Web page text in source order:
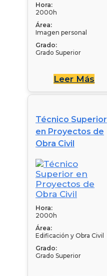
Hora:
2000h
Área:
Imagen personal
Grado:
Grado Superior
Leer Más
Técnico Superior
en Proyectos de
Obra Civil
Hora:
2000h
Área:
Edificación y Obra Civil
Grado:
Grado Superior